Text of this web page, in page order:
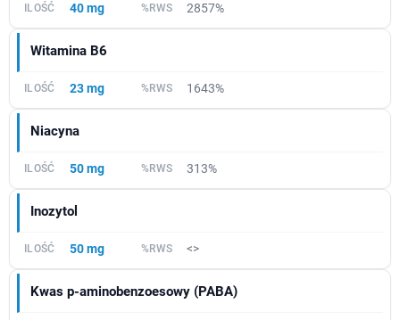
40 mg 2857%
Witamina B6
23 mg 1643%
Niacyna
50 mg 313%
Inozytol
50 mg <>
Kwas p-aminobenzoesowy (PABA)